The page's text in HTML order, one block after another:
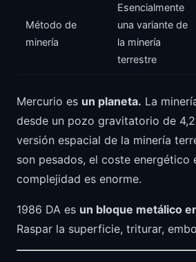
Método de
minería
Esencialmente
una variante de
la minería
terrestre
Mercurio es un planeta. La
desde un pozo gravitatorio de
versión espacial de la minería
son pesados, el coste energético
complejidad es enorme.
1986 DA es un bloque metálico
Raspar la superficie, triturar,